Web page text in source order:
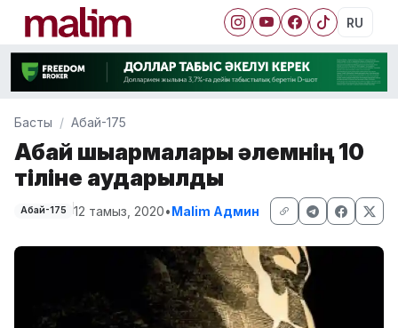
RU
Басты Абай-175
Абай шығармалары әлемнің 10
тіліне аударылды
Абай-175 12 тамыз, 2020•Malim Админ